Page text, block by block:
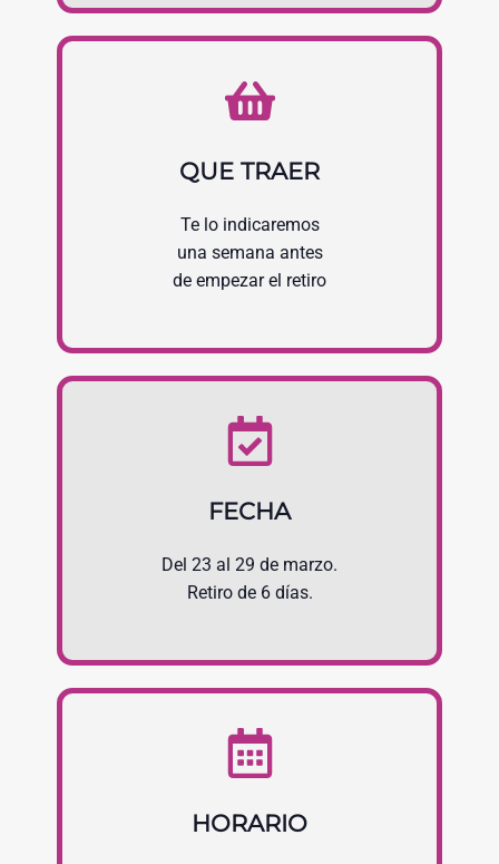
QUE TRAER
Te lo indicaremos
una semana antes
de empezar el retiro
FECHA
Del 23 al 29 de marzo.
Retiro de 6 días.
HORARIO